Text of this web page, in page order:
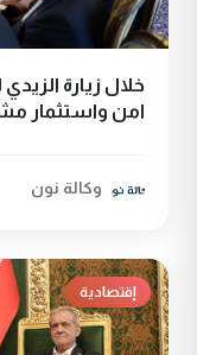
خلال زيارة
امن واستثمار
وكالة نون
إقتصادية